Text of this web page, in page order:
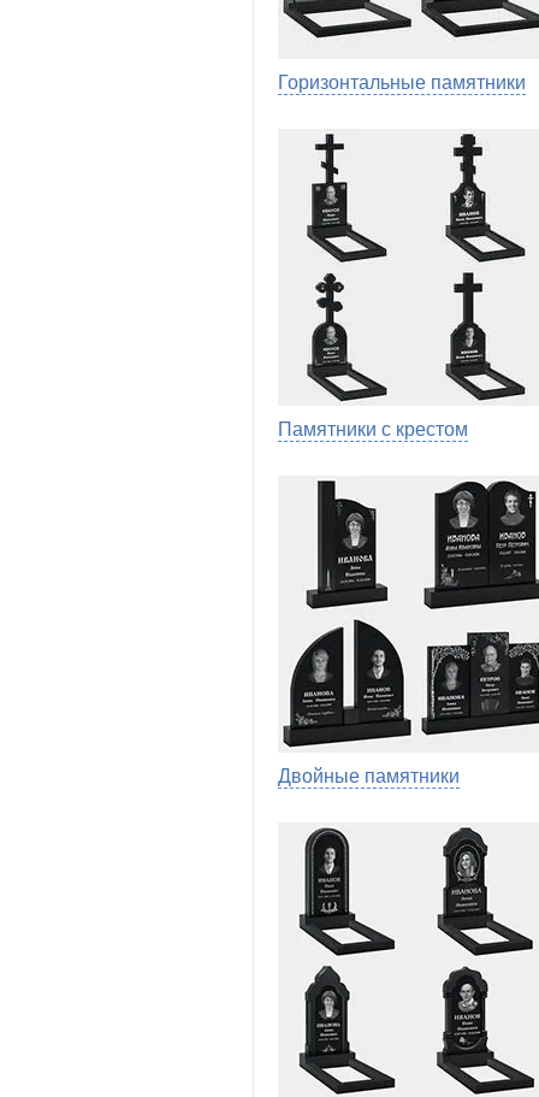
Горизонтальные памятники
Памятники с крестом
Двойные памятники